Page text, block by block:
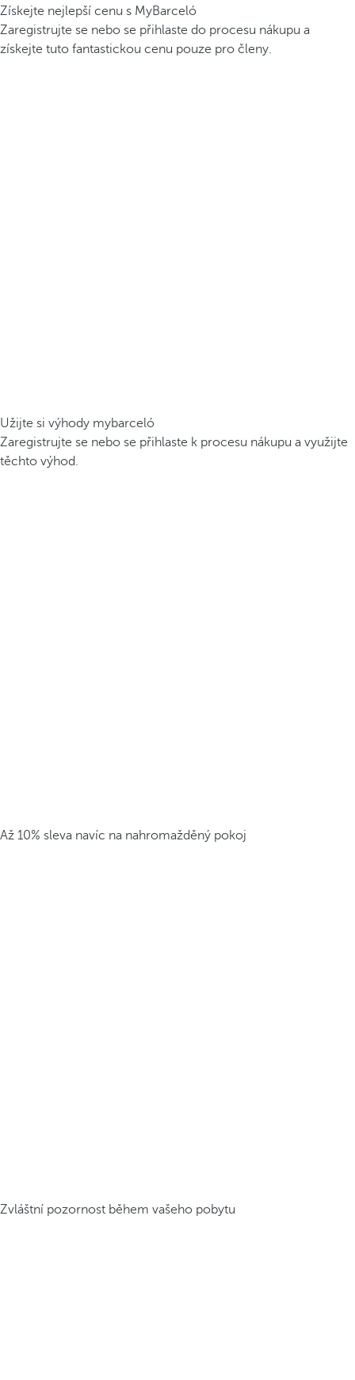
Získejte nejlepší cenu s MyBarceló
Zaregistrujte se nebo se přihlaste do procesu nákupu a
získejte tuto fantastickou cenu pouze pro členy.
Užijte si výhody mybarceló
Zaregistrujte se nebo se přihlaste k procesu nákupu a využijte
těchto výhod.
Až 10% sleva navíc na nahromažděný pokoj
Zvláštní pozornost během vašeho pobytu